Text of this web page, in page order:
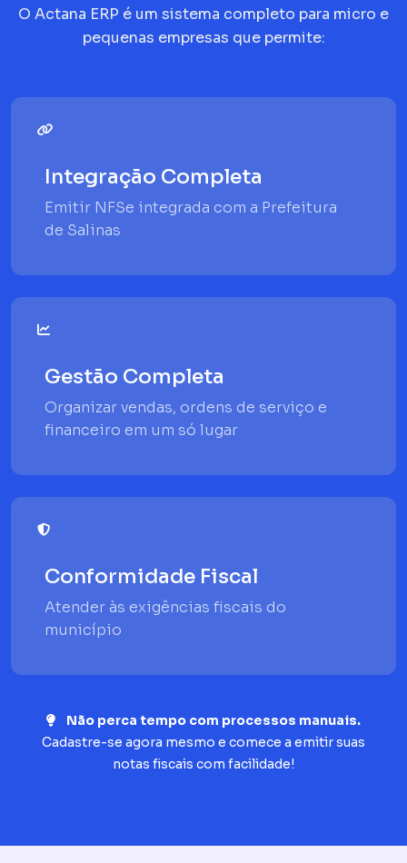
O Actana ERP é um sistema completo para micro e
pequenas empresas que permite:
Integração Completa
Emitir NFSe integrada com a Prefeitura
de Salinas
Gestão Completa
Organizar vendas, ordens de serviço e
financeiro em um só lugar
Conformidade Fiscal
Atender às exigências fiscais do
município
Não perca tempo com processos manuais.
Cadastre-se agora mesmo e comece a emitir suas
notas fiscais com facilidade!